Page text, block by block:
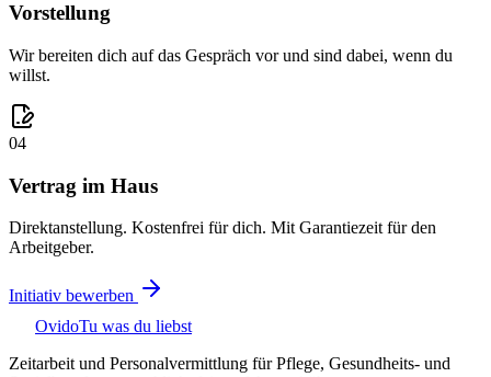
Vorstellung
Wir bereiten dich auf das Gespräch vor und sind dabei, wenn du
willst.
04
Vertrag im Haus
Direktanstellung. Kostenfrei für dich. Mit Garantiezeit für den
Arbeitgeber.
Initiativ bewerben
OvidoTu was du liebst
Zeitarbeit und Personalvermittlung für Pflege, Gesundheits- und